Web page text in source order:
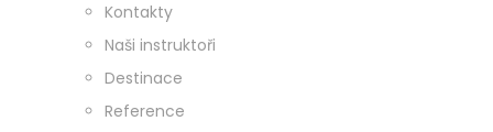
Kontakty
Naši instruktoři
Destinace
Reference